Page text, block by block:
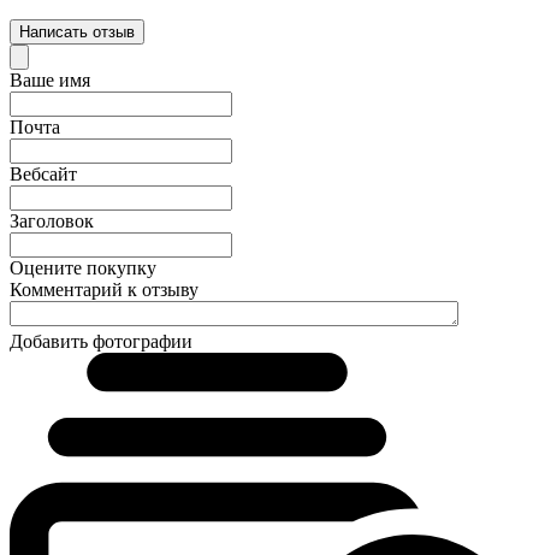
Написать отзыв
Ваше имя
Почта
Вебсайт
Заголовок
Оцените покупку
Комментарий к отзыву
Добавить фотографии